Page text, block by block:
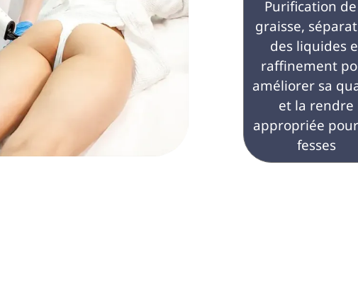
graisse,
des liquides
raffinement
améliorer sa
et la rendre
appropriée
fesses